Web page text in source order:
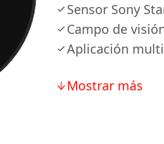
Sensor Sony
Campo de
Aplicación
Mostrar más